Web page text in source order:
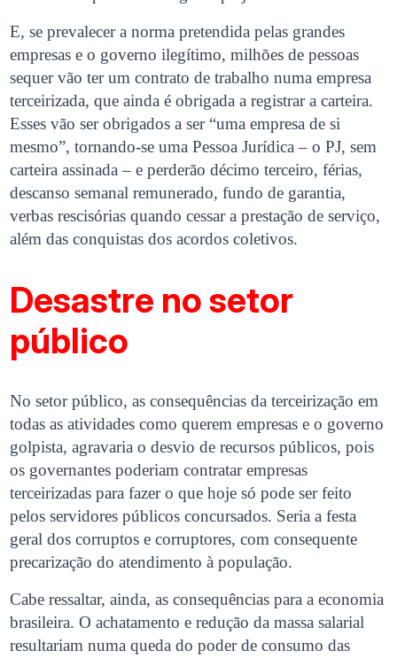
E, se prevalecer a norma pretendida pelas grandes
empresas e o governo ilegítimo, milhões de pessoas
sequer vão ter um contrato de trabalho numa empresa
terceirizada, que ainda é obrigada a registrar a carteira.
Esses vão ser obrigados a ser “uma empresa de si
mesmo”, tornando-se uma Pessoa Jurídica – o PJ, sem
carteira assinada – e perderão décimo terceiro, férias,
descanso semanal remunerado, fundo de garantia,
verbas rescisórias quando cessar a prestação de serviço,
além das conquistas dos acordos coletivos.
Desastre no setor
público
No setor público, as consequências da terceirização em
todas as atividades como querem empresas e o governo
golpista, agravaria o desvio de recursos públicos, pois
os governantes poderiam contratar empresas
terceirizadas para fazer o que hoje só pode ser feito
pelos servidores públicos concursados. Seria a festa
geral dos corruptos e corruptores, com consequente
precarização do atendimento à população.
Cabe ressaltar, ainda, as consequências para a economia
brasileira. O achatamento e redução da massa salarial
resultariam numa queda do poder de consumo das